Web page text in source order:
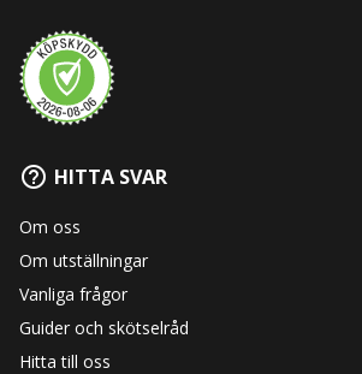
HITTA SVAR
Om oss
Om utställningar
Vanliga frågor
Guider och skötselråd
Hitta till oss